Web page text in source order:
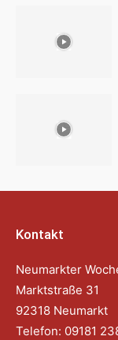
Kontakt
Neumarkter
Marktstraße 31
92318 Neumarkt
Telefon: 09181